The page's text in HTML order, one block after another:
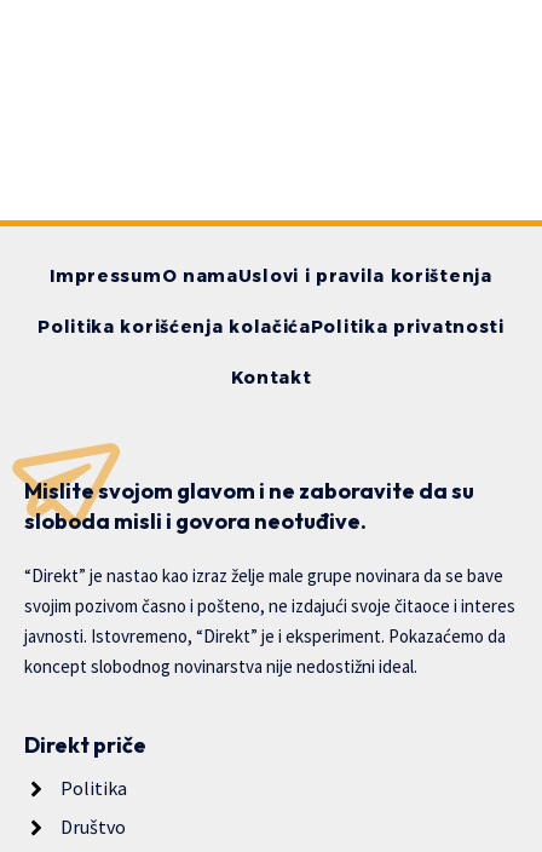
ImpressumO namaUslovi i pravila korištenja
Politika korišćenja kolačićaPolitika privatnosti
Kontakt
Mislite svojom glavom i ne zaboravite da su
sloboda misli i govora neotuđive.
“Direkt” je nastao kao izraz želje male grupe novinara da se bave
svojim pozivom časno i pošteno, ne izdajući svoje čitaoce i interes
javnosti. Istovremeno, “Direkt” je i eksperiment. Pokazaćemo da
koncept slobodnog novinarstva nije nedostižni ideal.
Direkt priče
Politika
Društvo